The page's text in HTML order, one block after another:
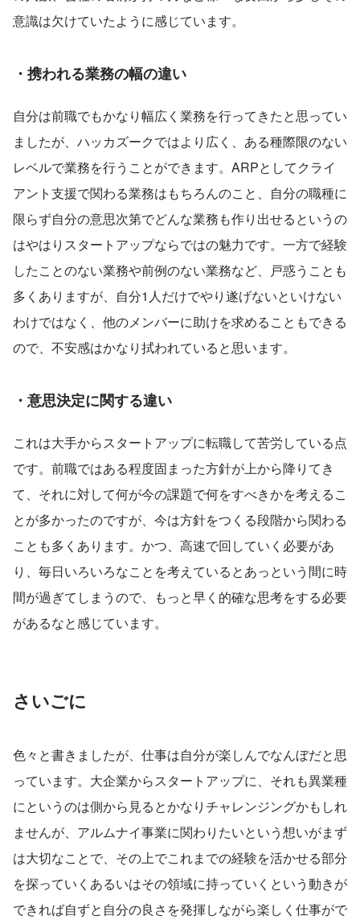
意識は欠けていたように感じています。
・携われる業務の幅の違い
自分は前職でもかなり幅広く業務を行ってきたと思ってい
ましたが、ハッカズークではより広く、ある種際限のない
レベルで業務を行うことができます。ARPとしてクライ
アント支援で関わる業務はもちろんのこと、自分の職種に
限らず自分の意思次第でどんな業務も作り出せるというの
はやはりスタートアップならではの魅力です。一方で経験
したことのない業務や前例のない業務など、戸惑うことも
多くありますが、自分1人だけでやり遂げないといけない
わけではなく、他のメンバーに助けを求めることもできる
ので、不安感はかなり拭われていると思います。
・意思決定に関する違い
これは大手からスタートアップに転職して苦労している点
です。前職ではある程度固まった方針が上から降りてき
て、それに対して何が今の課題で何をすべきかを考えるこ
とが多かったのですが、今は方針をつくる段階から関わる
ことも多くあります。かつ、高速で回していく必要があ
り、毎日いろいろなことを考えているとあっという間に時
間が過ぎてしまうので、もっと早く的確な思考をする必要
があるなと感じています。
さいごに
色々と書きましたが、仕事は自分が楽しんでなんぼだと思
っています。大企業からスタートアップに、それも異業種
にというのは側から見るとかなりチャレンジングかもしれ
ませんが、アルムナイ事業に関わりたいという想いがまず
は大切なことで、その上でこれまでの経験を活かせる部分
を探っていくあるいはその領域に持っていくという動きが
できれば自ずと自分の良さを発揮しながら楽しく仕事がで